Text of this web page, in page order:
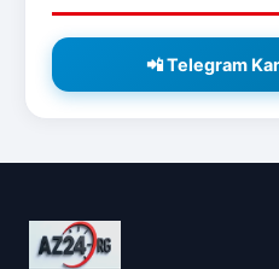
📲 Telegram